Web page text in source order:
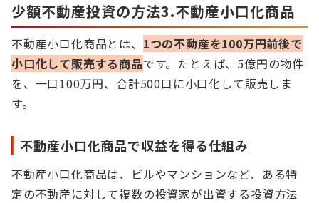
少額不動産投資の方法3.不動産小口化商品
不動産小口化商品とは、 1つの不動産を100万円前後で
小口化して販売する商品です。たとえば、5億円の物件
を、一口100万円、合計500口に小口化して販売しま
す。
不動産小口化商品で収益を得る仕組み
不動産小口化商品は、ビルやマンションなど、ある特
定の不動産に対して複数の投資家が出資する投資方法